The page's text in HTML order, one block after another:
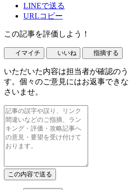
LINEで送る
URLコピー
この記事を評価しよう！
イマイチ いいね 指摘する
いただいた内容は担当者が確認の
す。個々のご意見にはお返事でき
さいませ。